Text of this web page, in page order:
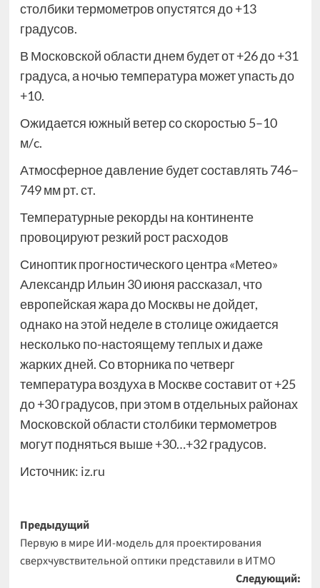
столбики термометров опустятся до +13
градусов.
В Московской области днем будет от +26 до +31
градуса, а ночью температура может упасть до
+10.
Ожидается южный ветер со скоростью 5–10
м/c.
Атмосферное давление будет составлять 746–
749 мм рт. ст.
Температурные рекорды на континенте
провоцируют резкий рост расходов
Синоптик прогностического центра «Метео»
Александр Ильин 30 июня рассказал, что
европейская жара до Москвы не дойдет,
однако на этой неделе в столице ожидается
несколько по-настоящему теплых и даже
жарких дней. Со вторника по четверг
температура воздуха в Москве составит от +25
до +30 градусов, при этом в отдельных районах
Московской области столбики термометров
могут подняться выше +30…+32 градусов.
Источник: iz.ru
Навигация
записи
Предыдущий
Первую в мире ИИ-модель для проектирования
сверхчувствительной оптики представили в ИТМО
Следующий: